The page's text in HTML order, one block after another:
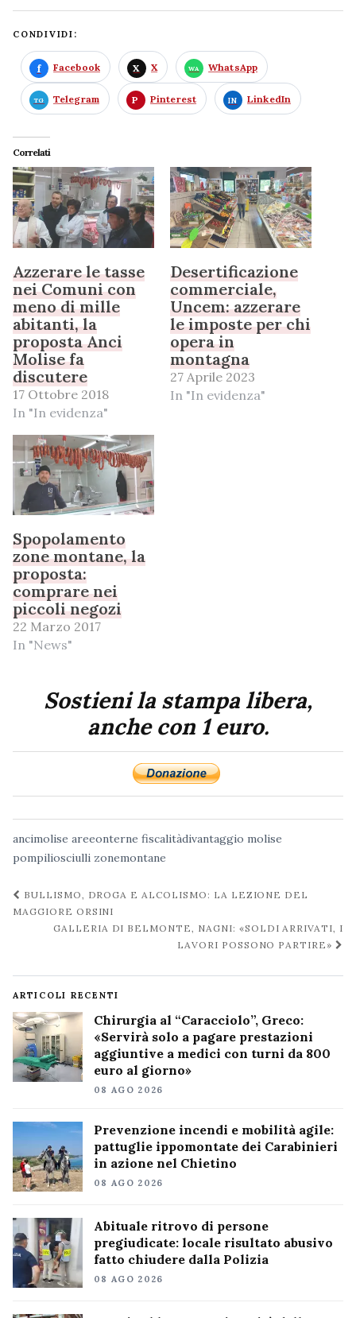
CONDIVIDI:
Facebook X WhatsApp
Telegram Pinterest LinkedIn
Correlati
Azzerare le tasse
nei Comuni con
meno di mille
abitanti, la
proposta Anci
Molise fa
discutere
17 Ottobre 2018
In "In evidenza"
Desertificazione
commerciale,
Uncem: azzerare
le imposte per chi
opera in
montagna
27 Aprile 2023
In "In evidenza"
Spopolamento
zone montane, la
proposta:
comprare nei
piccoli negozi
22 Marzo 2017
In "News"
Sostieni la stampa libera,
anche con 1 euro.
ancimolise areeonterne fiscalitàdivantaggio molise
pompiliosciulli zonemontane
Navigazione
post
BULLISMO, DROGA E ALCOLISMO: LA LEZIONE DEL
MAGGIORE ORSINI
GALLERIA DI BELMONTE, NAGNI: «SOLDI ARRIVATI, I
LAVORI POSSONO PARTIRE»
ARTICOLI RECENTI
Chirurgia al “Caracciolo”, Greco:
«Servirà solo a pagare prestazioni
aggiuntive a medici con turni da 800
euro al giorno»
08 AGO 2026
Prevenzione incendi e mobilità agile:
pattuglie ippomontate dei Carabinieri
in azione nel Chietino
08 AGO 2026
Abituale ritrovo di persone
pregiudicate: locale risultato abusivo
fatto chiudere dalla Polizia
08 AGO 2026